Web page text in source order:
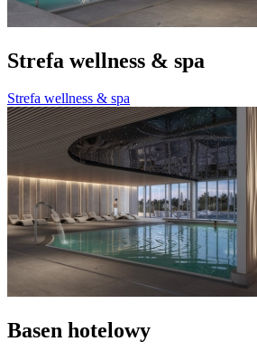
Strefa wellness & spa
Strefa wellness & spa
Basen hotelowy